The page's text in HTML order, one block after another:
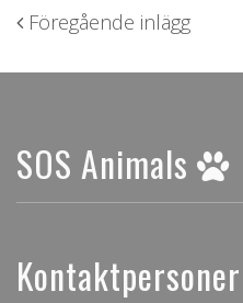
Föregående inlägg
SOS Animals
Kontaktpersoner